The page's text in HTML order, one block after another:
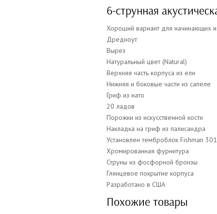
6-струнная
Хороший вариант для начинающих и
Дредноут
Вырез
Натуральный цвет (Natural)
Верхняя часть корпуса из ели
Нижняя и боковые части из сапеле
Гриф из нато
20 ладов
Порожки из искусственной кости
Накладка на гриф из палисандра
Установлен темброблок Fishman 301
Хромированная фурнитура
Струны из фосфорной бронзы
Глянцевое покрытие корпуса
Разработано в США
Похожие товары